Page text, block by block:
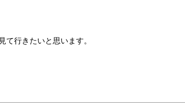
て行きたいと思います。